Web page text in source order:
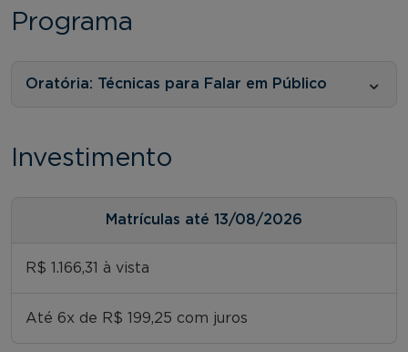
Programa
Oratória: Técnicas para Falar em Público
Investimento
Matrículas até 13/08/2026
R$ 1.166,31 à vista
Até 6x de R$ 199,25 com juros